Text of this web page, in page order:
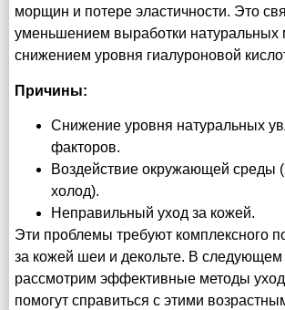
морщин и потере эластичности. Это
уменьшением выработки натуральных
снижением уровня гиалуроновой
Причины:
Снижение уровня натуральных
факторов.
Воздействие окружающей среды
холод).
Неправильный уход за кожей.
Эти проблемы требуют комплексного
за кожей шеи и декольте. В
рассмотрим эффективные методы
помогут справиться с этими